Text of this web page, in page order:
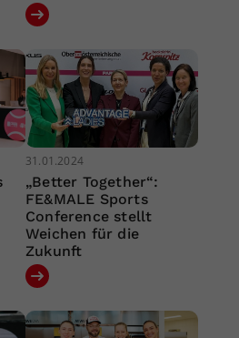
31.01.2024
„Better Together“:
FE&MALE Sports
Conference stellt
Weichen für die
Zukunft